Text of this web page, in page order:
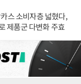
스 소비자층 넓혔다,
제품군 다변화 주효